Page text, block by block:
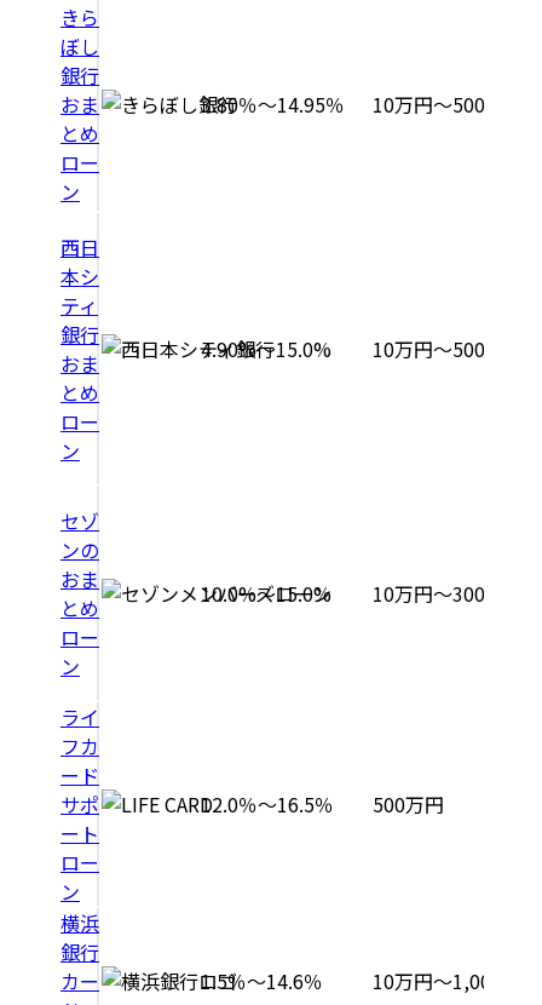
きら
ぼし
銀行
おま
とめ
ロー
ン
3.80％～14.95％ 10万円～500万円
西日
本シ
ティ
銀行
おま
とめ
ロー
ン
4.90%～15.0% 10万円～500万円
セゾ
ンの
おま
とめ
ロー
ン
10.0%～15.0% 10万円～300万円
ライ
フカ
ード
サポ
ート
ロー
ン
12.0％～16.5％ 500万円
横浜
銀行
カー
1.5％～14.6％ 10万円〜1,000万円